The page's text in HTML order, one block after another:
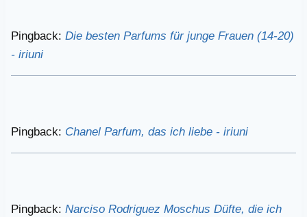
Pingback: Die besten Parfums für junge Frauen (14-20)
- iriuni
Pingback: Chanel Parfum, das ich liebe - iriuni
Pingback: Narciso Rodriguez Moschus Düfte, die ich